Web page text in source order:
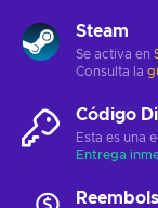
Steam
Se activa en
Consulta la
Código
Esta es una
Entrega